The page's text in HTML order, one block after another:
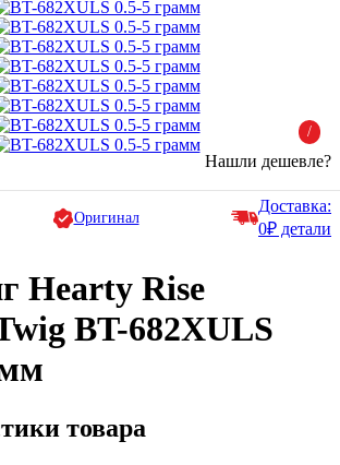
/
Нашли дешевле?
Оригинал
Доставка:
0₽ детали
Hearty Rise
BT-682XULS
товара